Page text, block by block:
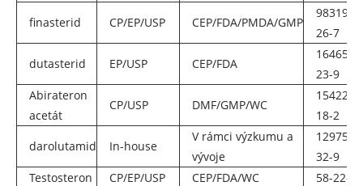
finasterid CP/EP/USP CEP/FDA/PMDA/GMP
98319-
26-7
dutasterid
EP/USP CEP/FDA
164656-
23-9
Abirateron
acetát
CP/USP DMF/GMP/WC
154229-
18-2
darolutamid
In-house
V rámci výzkumu a
vývoje
32-9
Testosteron
CP/EP/USP CEP/FDA/WC
58-22-0